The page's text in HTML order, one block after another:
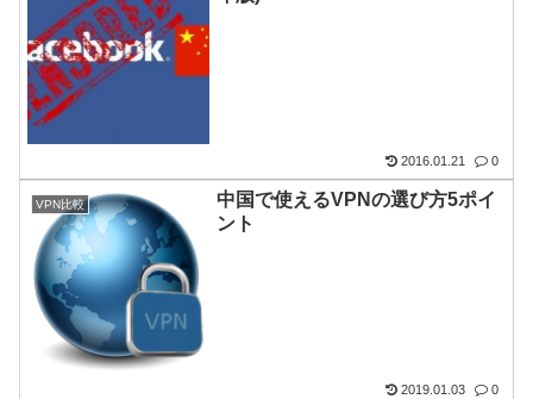
2016.01.21 0
VPN比較
中国で使えるVPNの選び方5ポイ
ント
2019.01.03 0